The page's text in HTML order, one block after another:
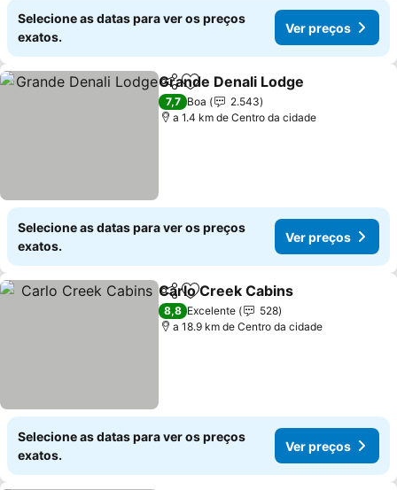
Selecione as datas para ver os preços
exatos.
Ver preços
PartilharAdicionar aos favoritos
Grande Denali Lodge
7,7 Boa
2.543
a 1.4 km de Centro da cidade
Selecione as datas para ver os preços
exatos.
Ver preços
PartilharAdicionar aos favoritos
Carlo Creek Cabins
8,8 Excelente
528
a 18.9 km de Centro da cidade
Selecione as datas para ver os preços
exatos.
Ver preços